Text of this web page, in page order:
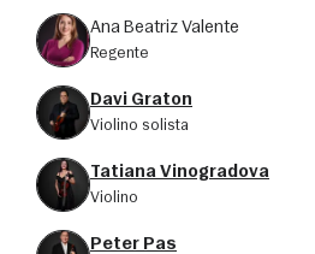
Ana Beatriz Valente
regente
Davi Graton
violino solista
Tatiana Vinogradova
violino
Peter Pas